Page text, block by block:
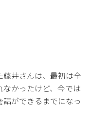
井さんは、最初は全
かったけど、今では
ができるまでになっ